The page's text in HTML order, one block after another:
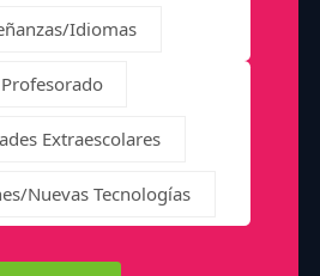
Idiomas
Profesorado
Extraescolares
Nuevas Tecnologías